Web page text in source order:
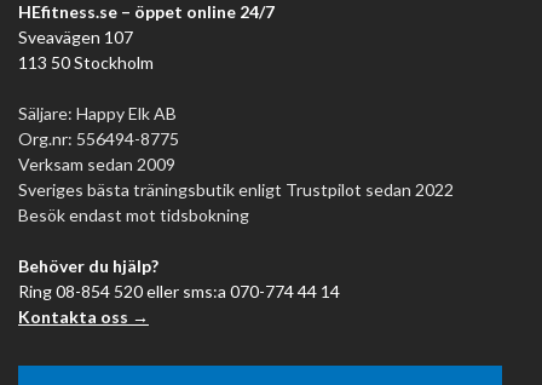
HEfitness.se – öppet online 24/7
Sveavägen 107
113 50 Stockholm
Säljare: Happy Elk AB
Org.nr: 556494-8775
Verksam sedan 2009
Sveriges bästa träningsbutik enligt Trustpilot sedan 2022
Besök endast mot tidsbokning
Behöver du hjälp?
Ring 08-854 520 eller sms:a 070-774 44 14
Kontakta oss →